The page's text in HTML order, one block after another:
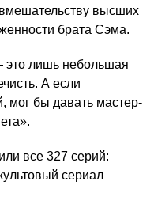
высших
брата Сэма.
это лишь небольшая
А если
мог бы давать мастер-
все 327 серий:
сериал